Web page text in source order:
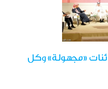
«مجهولة» وكل